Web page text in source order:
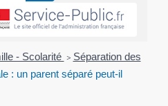
- Scolarité > Séparation des
: un parent séparé peut-il